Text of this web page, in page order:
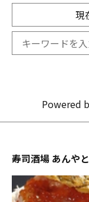
現
Powered
寿司酒場 あんや